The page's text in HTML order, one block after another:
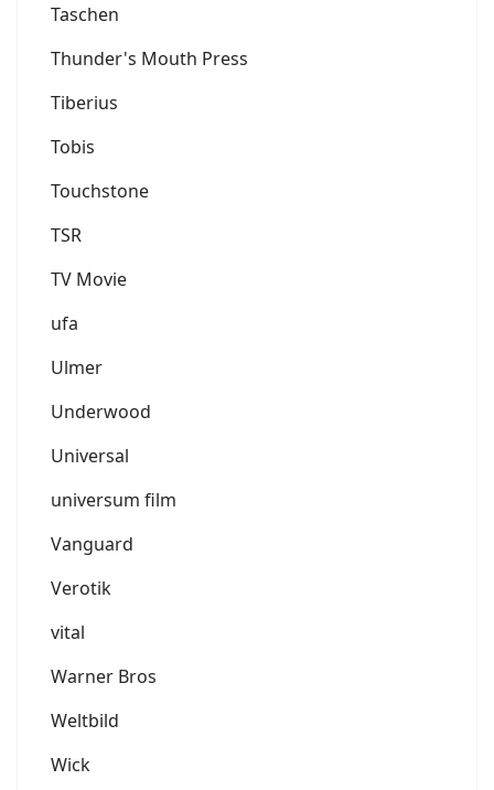
Taschen
Thunder's Mouth Press
Tiberius
Tobis
Touchstone
TSR
TV Movie
ufa
Ulmer
Underwood
Universal
universum film
Vanguard
Verotik
vital
Warner Bros
Weltbild
Wick